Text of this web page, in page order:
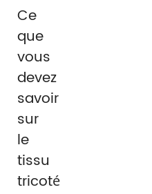
Ce
que
vous
devez
savoir
sur
le
tissu
tricoté